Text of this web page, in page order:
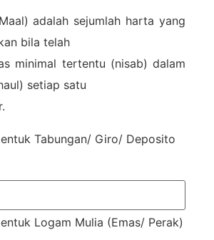
adalah sejumlah harta yang
bila telah
minimal tertentu (nisab) dalam
setiap satu
Tabungan/ Giro/ Deposito
Logam Mulia (Emas/ Perak)